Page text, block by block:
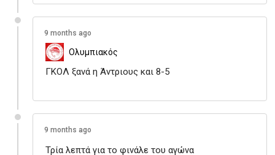
9 months ago
Ολυμπιακός
ΓΚΟΛ ξανά η Άντριους και 8-5
9 months ago
Τρία λεπτά για το φινάλε του αγώνα